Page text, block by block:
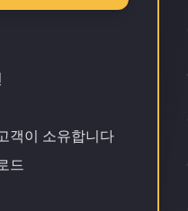
객이 소유합니다
드